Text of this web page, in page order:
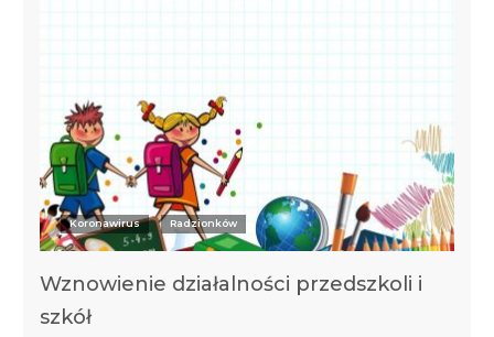
Koronawirus Radzionków
Wznowienie działalności przedszkoli i
szkół